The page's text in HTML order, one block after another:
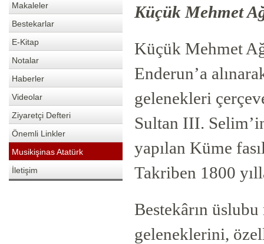
Makaleler
Bestekarlar
E-Kitap
Notalar
Haberler
Videolar
Ziyaretçi Defteri
Önemli Linkler
Musikişinas Atatürk
İletişim
Küçük Mehmet
Küçük Mehmet
Enderun’a
gelenekleri
Sultan III.
yapılan Küme
Takriben 1800
Bestekârın
geleneklerini,